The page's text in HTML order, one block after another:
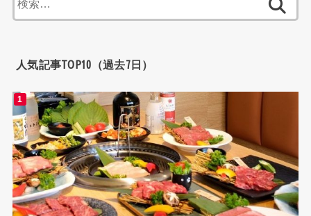
索:
人気記事TOP10（過去7日）